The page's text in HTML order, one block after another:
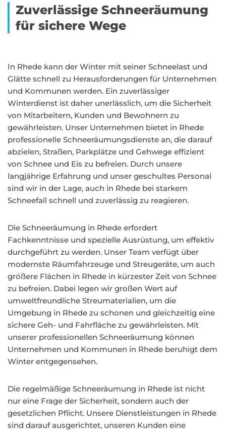
Zuverlässige Schneeräumung
für sichere Wege
In Rhede kann der Winter mit seiner Schneelast und
Glätte schnell zu Herausforderungen für Unternehmen
und Kommunen werden. Ein zuverlässiger
Winterdienst ist daher unerlässlich, um die Sicherheit
von Mitarbeitern, Kunden und Bewohnern zu
gewährleisten. Unser Unternehmen bietet in Rhede
professionelle Schneeräumungsdienste an, die darauf
abzielen, Straßen, Parkplätze und Gehwege effizient
von Schnee und Eis zu befreien. Durch unsere
langjährige Erfahrung und unser geschultes Personal
sind wir in der Lage, auch in Rhede bei starkem
Schneefall schnell und zuverlässig zu reagieren.
Die Schneeräumung in Rhede erfordert
Fachkenntnisse und spezielle Ausrüstung, um effektiv
durchgeführt zu werden. Unser Team verfügt über
modernste Räumfahrzeuge und Streugeräte, um auch
größere Flächen in Rhede in kürzester Zeit von Schnee
zu befreien. Dabei legen wir großen Wert auf
umweltfreundliche Streumaterialien, um die
Umgebung in Rhede zu schonen und gleichzeitig eine
sichere Geh- und Fahrfläche zu gewährleisten. Mit
unserer professionellen Schneeräumung können
Unternehmen und Kommunen in Rhede beruhigt dem
Winter entgegensehen.
Die regelmäßige Schneeräumung in Rhede ist nicht
nur eine Frage der Sicherheit, sondern auch der
gesetzlichen Pflicht. Unsere Dienstleistungen in Rhede
sind darauf ausgerichtet, unseren Kunden eine